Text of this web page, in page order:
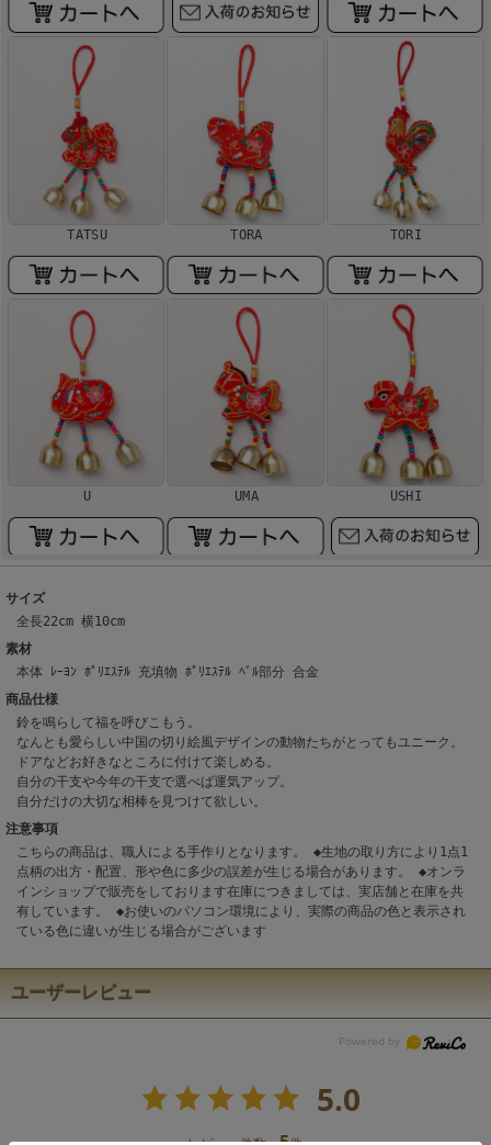
TATSU TORA TORI
U UMA USHI
サイズ
全長22cm 横10cm
素材
本体 ﾚｰﾖﾝ ﾎﾟﾘｴｽﾃﾙ 充填物 ﾎﾟﾘｴｽﾃﾙ ﾍﾞﾙ部分 合金
商品仕様
鈴を鳴らして福を呼びこもう。
なんとも愛らしい中国の切り絵風デザインの動物たちがとってもユニーク。
ドアなどお好きなところに付けて楽しめる。
自分の干支や今年の干支で選べば運気アップ。
自分だけの大切な相棒を見つけて欲しい。
注意事項
こちらの商品は、職人による手作りとなります。 ◆生地の取り方により1点1
点柄の出方・配置、形や色に多少の誤差が生じる場合があります。 ◆オンラ
インショップで販売をしております在庫につきましては、実店舗と在庫を共
有しています。 ◆お使いのパソコン環境により、実際の商品の色と表示され
ている色に違いが生じる場合がございます
ユーザーレビュー
5.0